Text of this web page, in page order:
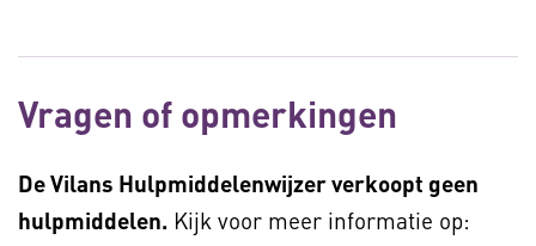
Vragen of opmerkingen
De Vilans Hulpmiddelenwijzer verkoopt geen
hulpmiddelen. Kijk voor meer informatie op: